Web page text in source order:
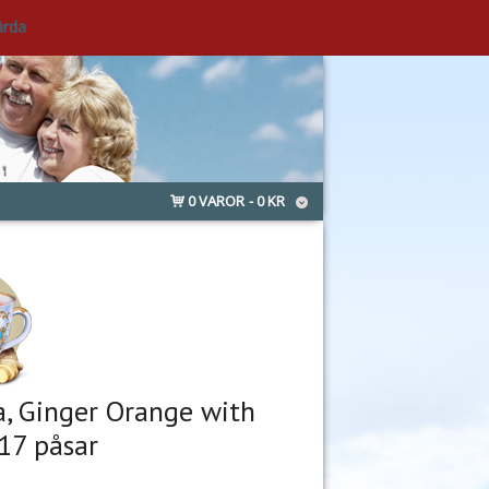
0 VAROR 0 KR
Ginger Orange with
påsar